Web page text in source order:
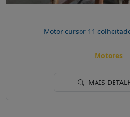
Motor cursor 11
Motores
MAIS